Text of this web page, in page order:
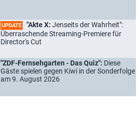
UPDATE "Akte X: Jenseits der Wahrheit":
Überraschende Streaming-Premiere für
Director's Cut
"ZDF-Fernsehgarten - Das Quiz": Diese
Gäste spielen gegen Kiwi in der Sonderfolge
am 9. August 2026